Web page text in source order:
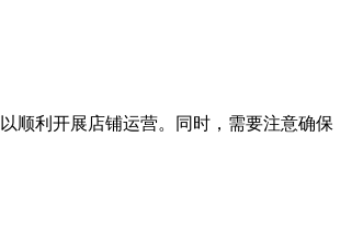
顺利开展店铺运营。同时，需要注意确保